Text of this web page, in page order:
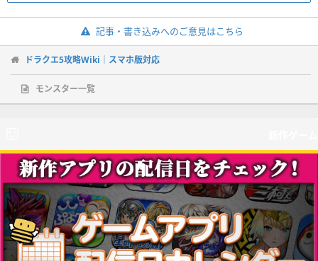
記事・書き込みへのご意見はこちら
ドラクエ5攻略Wiki｜スマホ版対応
モンスター一覧